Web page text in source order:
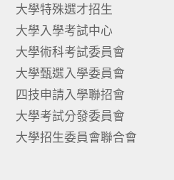
大學特殊選才招生
大學入學考試中心
大學術科考試委員會
大學甄選入學委員會
四技申請入學聯招會
大學考試分發委員會
大學招生委員會聯合會